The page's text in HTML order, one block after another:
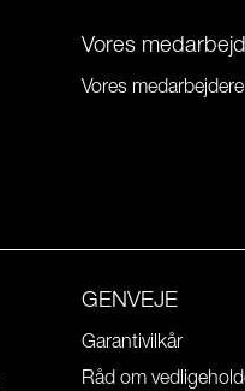
Vores
Vores medarbejdere
GENVEJE
Garantivilkår
Råd om